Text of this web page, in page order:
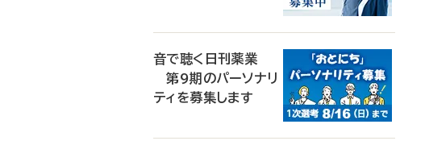
音で聴く日刊薬業
第9期のパーソナリ
ティを募集します